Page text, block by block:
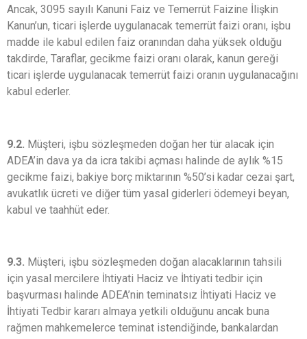
Ancak, 3095 sayılı Kanuni Faiz ve Temerrüt Faizine İlişkin
Kanun’un, ticari işlerde uygulanacak temerrüt faizi oranı, işbu
madde ile kabul edilen faiz oranından daha yüksek olduğu
takdirde, Taraflar, gecikme faizi oranı olarak, kanun gereği
ticari işlerde uygulanacak temerrüt faizi oranın uygulanacağını
kabul ederler.
9.2. Müşteri, işbu sözleşmeden doğan her tür alacak için
ADEA’in dava ya da icra takibi açması halinde de aylık %15
gecikme faizi, bakiye borç miktarının %50’si kadar cezai şart,
avukatlık ücreti ve diğer tüm yasal giderleri ödemeyi beyan,
kabul ve taahhüt eder.
9.3. Müşteri, işbu sözleşmeden doğan alacaklarının tahsili
için yasal mercilere İhtiyati Haciz ve İhtiyati tedbir için
başvurması halinde ADEA’nin teminatsız İhtiyati Haciz ve
İhtiyati Tedbir kararı almaya yetkili olduğunu ancak buna
rağmen mahkemelerce teminat istendiğinde, bankalardan